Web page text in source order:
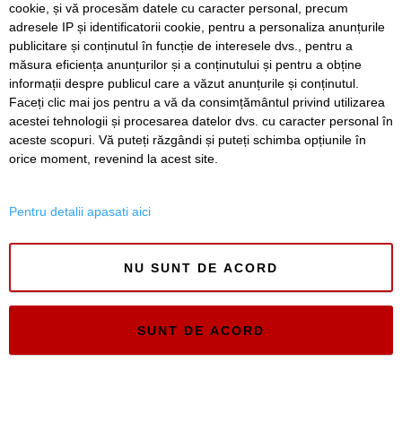
Timiș Online
ISSN 3008-2323
ISSN-L 3008-2323
cookie, și vă procesăm datele cu caracter personal, precum
adresele IP și identificatorii cookie, pentru a personaliza anunțurile
publicitare și conținutul în funcție de interesele dvs., pentru a
măsura eficiența anunțurilor și a conținutului și pentru a obține
informații despre publicul care a văzut anunțurile și conținutul.
Faceți clic mai jos pentru a vă da consimțământul privind utilizarea
acestei tehnologii și procesarea datelor dvs. cu caracter personal în
aceste scopuri. Vă puteți răzgândi și puteți schimba opțiunile în
orice moment, revenind la acest site.
Pentru detalii apasati aici
NU SUNT DE ACORD
SUNT DE ACORD